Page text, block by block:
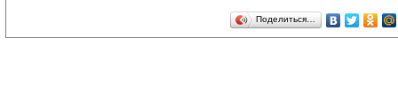
Поделиться…